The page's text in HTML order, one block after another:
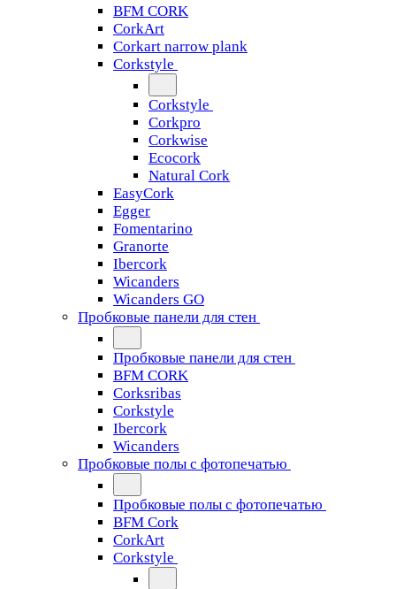
BFM CORK
CorkArt
Corkart narrow plank
Corkstyle
Corkstyle
Corkpro
Corkwise
Ecocork
Natural Cork
EasyCork
Egger
Fomentarino
Granorte
Ibercork
Wicanders
Wicanders GO
Пробковые панели для стен
Пробковые панели для стен
BFM CORK
Corksribas
Corkstyle
Ibercork
Wicanders
Пробковые полы с фотопечатью
Пробковые полы с фотопечатью
BFM Cork
CorkArt
Corkstyle